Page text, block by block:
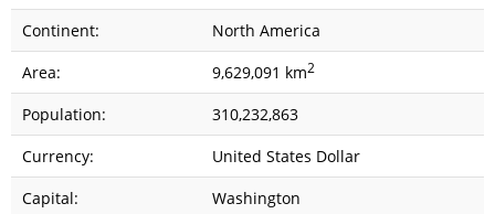
Continent:
North America
Area:
9,629,091 km2
Population:
310,232,863
Currency:
United States Dollar
Capital:
Washington